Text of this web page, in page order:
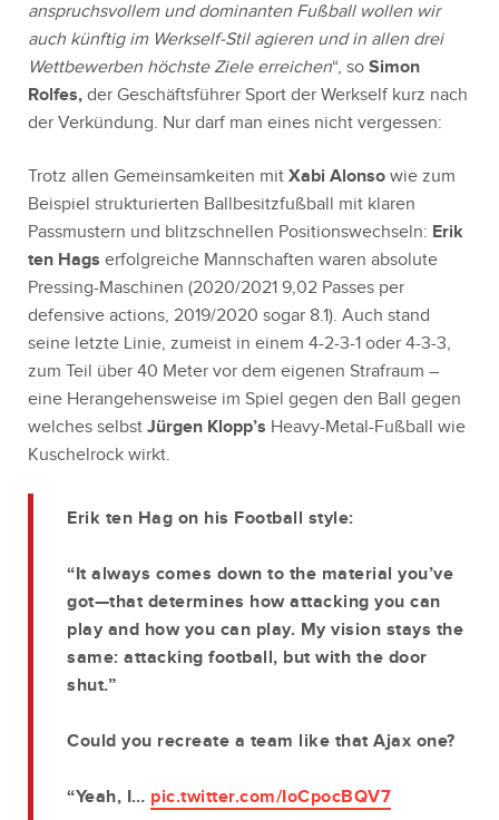
anspruchsvollem und dominanten Fußball wollen wir
auch künftig im Werkself-Stil agieren und in allen drei
Wettbewerben höchste Ziele erreichen“, so Simon
Rolfes, der Geschäftsführer Sport der Werkself kurz nach
der Verkündung. Nur darf man eines nicht vergessen:
Trotz allen Gemeinsamkeiten mit Xabi Alonso wie zum
Beispiel strukturierten Ballbesitzfußball mit klaren
Passmustern und blitzschnellen Positionswechseln: Erik
ten Hags erfolgreiche Mannschaften waren absolute
Pressing-Maschinen (2020/2021 9,02 Passes per
defensive actions, 2019/2020 sogar 8.1). Auch stand
seine letzte Linie, zumeist in einem 4-2-3-1 oder 4-3-3,
zum Teil über 40 Meter vor dem eigenen Strafraum –
eine Herangehensweise im Spiel gegen den Ball gegen
welches selbst Jürgen Klopp’s Heavy-Metal-Fußball wie
Kuschelrock wirkt.
Erik ten Hag on his Football style:
“It always comes down to the material you’ve
got—that determines how attacking you can
play and how you can play. My vision stays the
same: attacking football, but with the door
shut.”
Could you recreate a team like that Ajax one?
“Yeah, I… pic.twitter.com/IoCpocBQV7